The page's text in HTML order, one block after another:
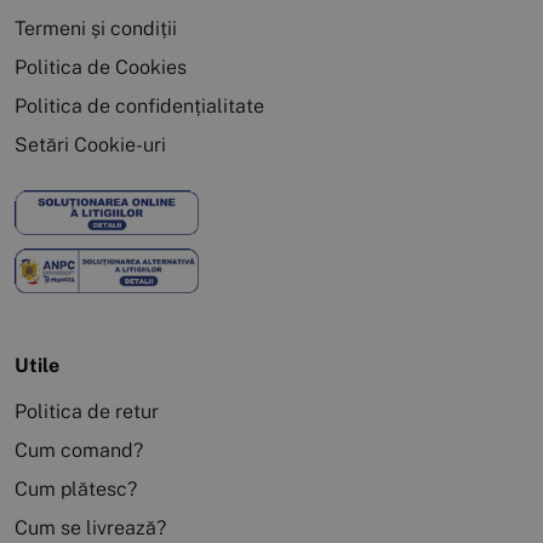
Termeni și condiții
Politica de Cookies
Politica de confidențialitate
Setări Cookie-uri
Utile
Politica de retur
Cum comand?
Cum plătesc?
Cum se livrează?